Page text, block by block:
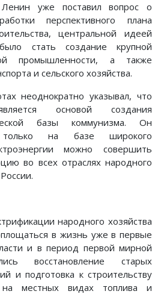
уже поставил вопрос о
перспективного плана
центральной идеей
стать создание крупной
промышленности, а также
и сельского хозяйства.
неоднократно указывал, что
основой создания
базы коммунизма. Он
на базе широкого
можно совершить
во всех отраслях народного
народного хозяйства
в жизнь уже в первые
и в период первой мирной
восстановление старых
и подготовка к строительству
на местных видах топлива и